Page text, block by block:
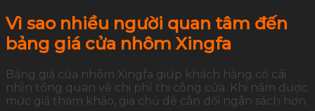
Vì sao nhiều người quan tâm đến
bảng giá cửa nhôm Xingfa
Bảng giá cửa nhôm Xingfa giúp khách hàng có cái
nhìn tổng quan về chi phí thi công cửa. Khi nắm được
mức giá tham khảo, gia chủ dễ cân đối ngân sách hơn.